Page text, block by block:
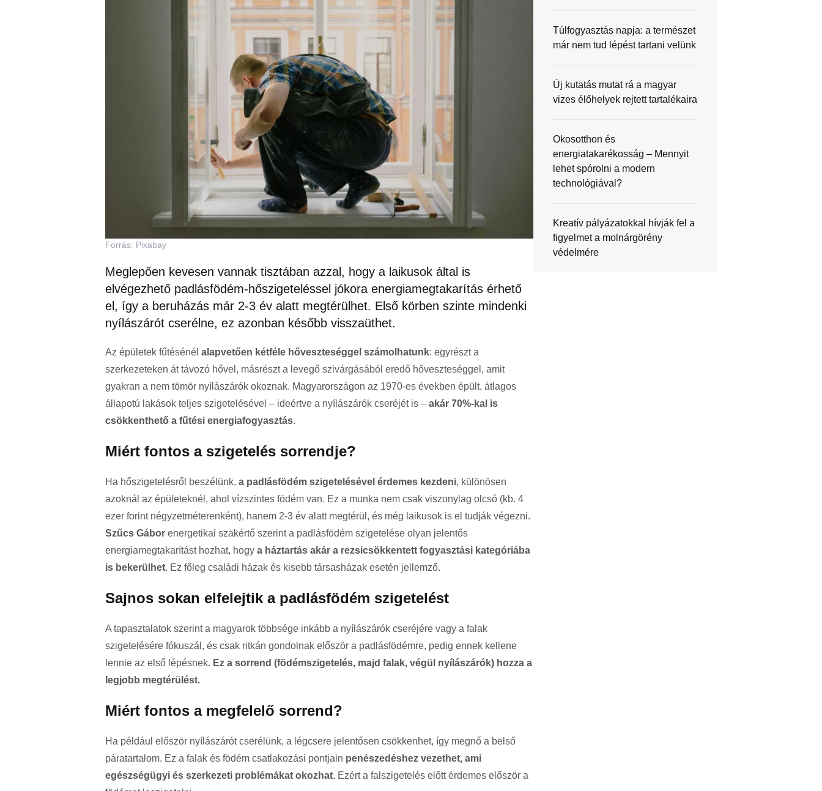
Forrás: Pixabay
Meglepően kevesen vannak tisztában azzal, hogy a laikusok által is
elvégezhető padlásfödém-hőszigeteléssel jókora energiamegtakarítás érhető
el, így a beruházás már 2-3 év alatt megtérülhet. Első körben szinte mindenki
nyílászárót cserélne, ez azonban később visszaüthet.
Az épületek fűtésénél alapvetően kétféle hőveszteséggel számolhatunk: egyrészt a
szerkezeteken át távozó hővel, másrészt a levegő szivárgásából eredő hőveszteséggel, amit
gyakran a nem tömör nyílászárók okoznak. Magyarországon az 1970-es években épült, átlagos
állapotú lakások teljes szigetelésével – ideértve a nyílászárók cseréjét is – akár 70%-kal is
csökkenthető a fűtési energiafogyasztás.
Miért fontos a szigetelés sorrendje?
Ha hőszigetelésről beszélünk, a padlásfödém szigetelésével érdemes kezdeni, különösen
azoknál az épületeknél, ahol vízszintes födém van. Ez a munka nem csak viszonylag olcsó (kb. 4
ezer forint négyzetméterenként), hanem 2-3 év alatt megtérül, és még laikusok is el tudják végezni.
Szűcs Gábor energetikai szakértő szerint a padlásfödém szigetelése olyan jelentős
energiamegtakarítást hozhat, hogy a háztartás akár a rezsicsökkentett fogyasztási kategóriába
is bekerülhet. Ez főleg családi házak és kisebb társasházak esetén jellemző.
Sajnos sokan elfelejtik a padlásfödém szigetelést
A tapasztalatok szerint a magyarok többsége inkább a nyílászárók cseréjére vagy a falak
szigetelésére fókuszál, és csak ritkán gondolnak először a padlásfödémre, pedig ennek kellene
lennie az első lépésnek. Ez a sorrend (födémszigetelés, majd falak, végül nyílászárók) hozza a
legjobb megtérülést.
Miért fontos a megfelelő sorrend?
Ha például először nyílászárót cserélünk, a légcsere jelentősen csökkenhet, így megnő a belső
páratartalom. Ez a falak és födém csatlakozási pontjain penészedéshez vezethet, ami
egészségügyi és szerkezeti problémákat okozhat. Ezért a falszigetelés előtt érdemes először a
Túlfogyasztás napja: a természet
már nem tud lépést tartani velünk
Új kutatás mutat rá a magyar
vizes élőhelyek rejtett tartalékaira
Okosotthon és
energiatakarékosság – Mennyit
lehet spórolni a modern
technológiával?
Kreatív pályázatokkal hívják fel a
figyelmet a molnárgörény
védelmére